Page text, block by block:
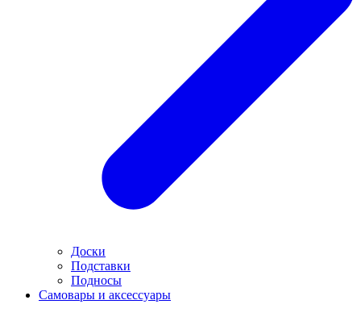
Доски
Подставки
Подносы
Самовары и аксессуары